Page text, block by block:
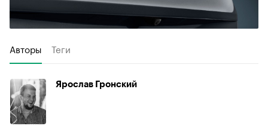
Авторы Теги
Ярослав Гронский